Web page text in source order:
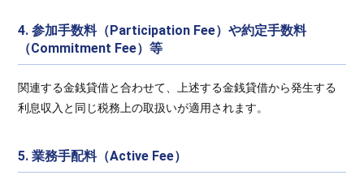
4. 参加手数料（Participation Fee）や約定手数料
（Commitment Fee）等
関連する金銭貸借と合わせて、上述する金銭貸借から発生する
利息収入と同じ税務上の取扱いが適用されます。
5. 業務手配料（Active Fee）